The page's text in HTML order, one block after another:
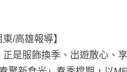
東/高雄報導】
正是服飾換季、出遊散心、